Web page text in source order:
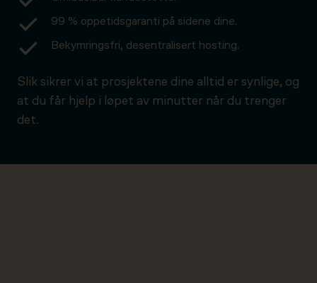
99 % oppetidsgaranti på sidene dine.
Bekymringsfri, desentralisert hosting.
Slik sikrer vi at prosjektene dine alltid er synlige, og
at du får hjelp i løpet av minutter når du trenger
det.